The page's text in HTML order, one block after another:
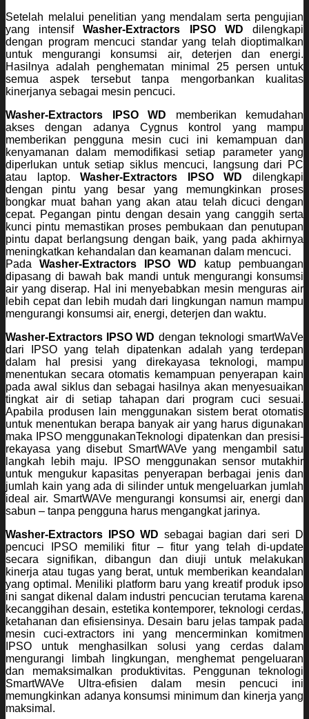
Setelah melalui penelitian yang mendalam serta pengujian
yang intensifWasher-Extractors IPSO WD dilengkapi
dengan program mencuci standar yang telah dioptimalkan
untuk mengurangi konsumsi air, deterjen dan energi.
Hasilnya adalah penghematan minimal 25 persen untuk
semua aspek tersebut tanpa mengorbankan kualitas
kinerjanya sebagai mesin pencuci.
Washer-Extractors IPSO WD memberikan kemudahan
akses dengan adanya Cygnus kontrol yang mampu
memberikan pengguna mesin cuci ini kemampuan dan
kenyamanan dalam memodifikasi setiap parameter yang
diperlukan untuk setiap siklus mencuci, langsung dari PC
atau laptop.Washer-Extractors IPSO WD dilengkapi
dengan pintu yang besar yang memungkinkan proses
bongkar muat bahan yang akan atau telah dicuci dengan
cepat. Pegangan pintu dengan desain yang canggih serta
kunci pintu memastikan proses pembukaan dan penutupan
pintu dapat berlangsung dengan baik, yang pada akhirnya
meningkatkan kehandalan dan keamanan dalam mencuci.
Pada Washer-Extractors IPSO WD katup pembuangan
dipasang di bawah bak mandi untuk mengurangi konsumsi
air yang diserap. Hal ini menyebabkan mesin menguras air
lebih cepat dan lebih mudah dari lingkungan namun mampu
mengurangi konsumsi air, energi, deterjen dan waktu.
Washer-Extractors IPSO WD dengan teknologi smartWaVe
dari IPSO yang telah dipatenkan adalah yang terdepan
dalam hal presisi yang direkayasa teknologi, mampu
menentukan secara otomatis kemampuan penyerapan kain
pada awal siklus dan sebagai hasilnya akan menyesuaikan
tingkat air di setiap tahapan dari program cuci sesuai.
Apabila produsen lain menggunakan sistem berat otomatis
untuk menentukan berapa banyak air yang harus digunakan
maka IPSO menggunakanTeknologi dipatenkan dan presisi-
rekayasa yang disebut SmartWAVe yang mengambil satu
langkah lebih maju. IPSO menggunakan sensor mutakhir
untuk mengukur kapasitas penyerapan berbagai jenis dan
jumlah kain yang ada di silinder untuk mengeluarkan jumlah
ideal air. SmartWAVe mengurangi konsumsi air, energi dan
sabun – tanpa pengguna harus mengangkat jarinya.
Washer-Extractors IPSO WD sebagai bagian dari seri D
pencuci IPSO memiliki fitur – fitur yang telah di-update
secara signifikan, dibangun dan diuji untuk melakukan
kinerja atau tugas yang berat, untuk memberikan keandalan
yang optimal. Meniliki platform baru yang kreatif produk ipso
ini sangat dikenal dalam industri pencucian terutama karena
kecanggihan desain, estetika kontemporer, teknologi cerdas,
ketahanan dan efisiensinya. Desain baru jelas tampak pada
mesin cuci-extractors ini yang mencerminkan komitmen
IPSO untuk menghasilkan solusi yang cerdas dalam
mengurangi limbah lingkungan, menghemat pengeluaran
dan memaksimalkan produktivitas. Penggunan teknologi
SmartWAVe Ultra-efisien dalam mesin pencuci ini
memungkinkan adanya konsumsi minimum dan kinerja yang
maksimal.